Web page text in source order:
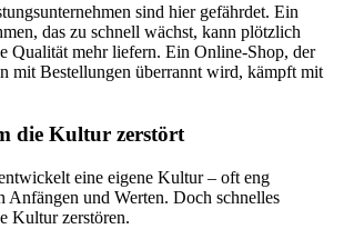
sind hier gefährdet. Ein
das zu schnell wächst, kann plötzlich
Qualität mehr liefern. Ein Online-Shop, der
mit Bestellungen überrannt wird, kämpft mit
die Kultur zerstört
eine eigene Kultur – oft eng
Anfängen und Werten. Doch schnelles
Kultur zerstören.